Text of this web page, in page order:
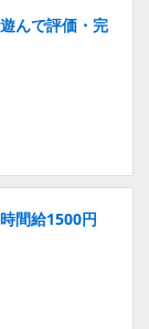
んで評価・完
間給1500円